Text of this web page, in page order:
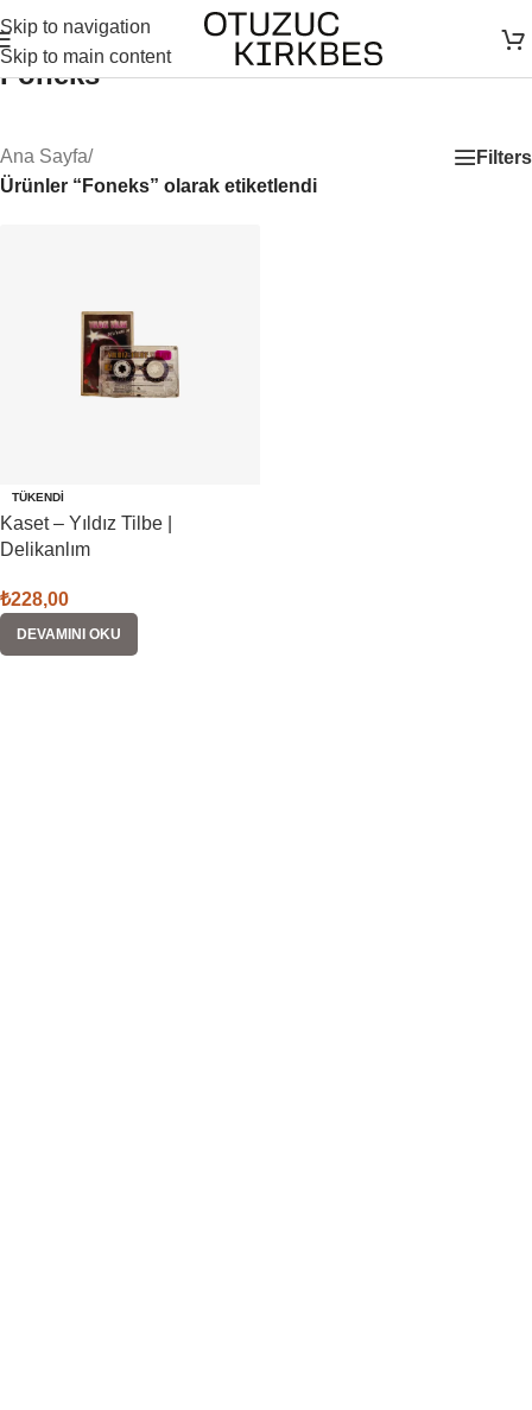
Skip to navigation
Skip to main content
Foneks
Ana Sayfa/
Ürünler “Foneks” olarak etiketlendi
Filters
TÜKENDI
Kaset – Yıldız Tilbe |
Delikanlım
₺228,00
DEVAMINI OKU